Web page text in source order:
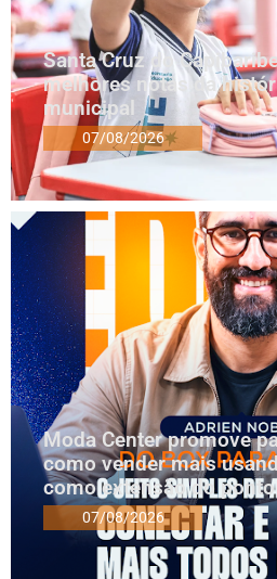
Santa Cruz do
melhores notas da
municipal
07/08/2026
Moda Center promove
como vender mais
como extensão do
07/08/2026